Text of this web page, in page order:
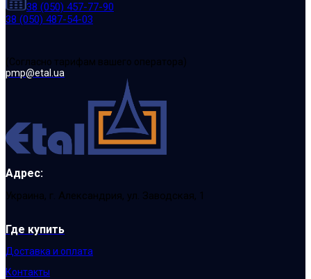
38 (050) 457-77-90
38 (050) 487-54-03
(Cогласно тарифам вашего оператора)
pmp@etal.ua
Адрес:
Украина, г. Александрия, ул. Заводская, 1
Где купить
Доставка и оплата
Контакты